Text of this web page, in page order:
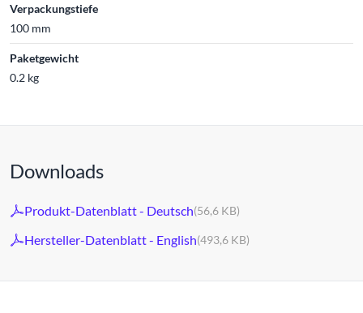
Verpackungstiefe
100 mm
Paketgewicht
0.2 kg
Downloads
Produkt-Datenblatt - Deutsch(56,6 KB)
Hersteller-Datenblatt - English(493,6 KB)